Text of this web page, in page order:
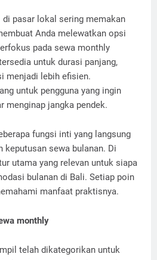
pasar lokal sering memakan
Anda melewatkan opsi
pada sewa monthly
untuk durasi panjang,
menjadi lebih efisien.
untuk pengguna yang ingin
menginap jangka pendek.
fungsi inti yang langsung
keputusan sewa bulanan. Di
utama yang relevan untuk siapa
bulanan di Bali. Setiap poin
manfaat praktisnya.
monthly
telah dikategorikan untuk